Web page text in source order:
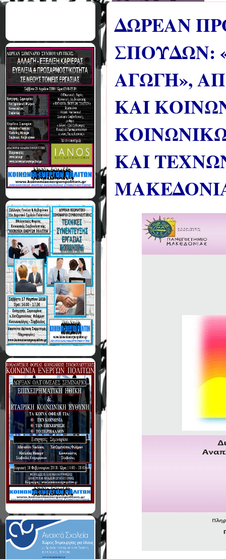
ΔΩΡΕΑΝ
ΣΠΟΥΔΩΝ:
ΑΓΩΓΗ»,
ΚΑΙ
ΚΑΙ